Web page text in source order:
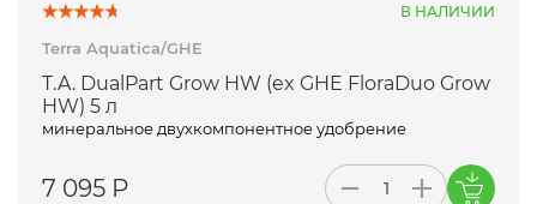
В НАЛИЧИИ
Terra Aquatica/GHE
T.A. DualPart Grow HW (ex GHE FloraDuo Grow
HW) 5 л
минеральное двухкомпонентное удобрение
7 095 Р